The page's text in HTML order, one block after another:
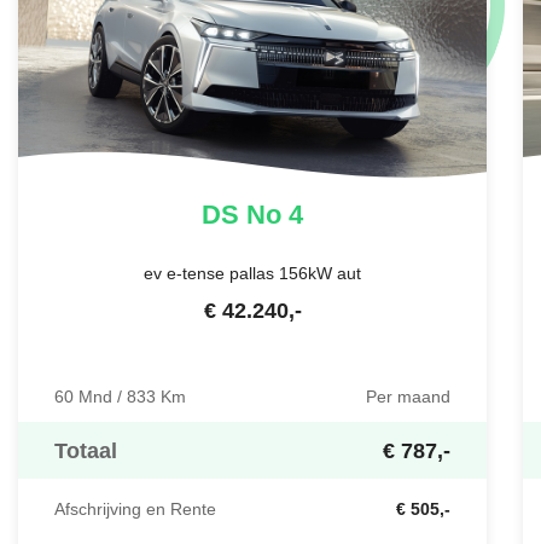
DS No 4
ev e-tense pallas 156kW aut
€ 42.240,-
60 Mnd / 833 Km Per maand
Totaal € 787,-
Afschrijving en Rente € 505,-